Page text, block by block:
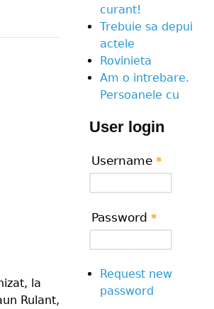
la
Rulant,
curant!
Trebuie sa depui
actele
Rovinieta
Am o intrebare.
Persoanele cu
User login
Username *
Password *
Request new
password